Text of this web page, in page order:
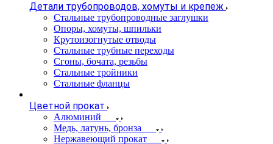
Детали трубопроводов, хомуты и крепеж
Стальные трубопроводные заглушки
Опоры, хомуты, шпильки
Крутоизогнутые отводы
Стальные трубные переходы
Сгоны, бочата, резьбы
Стальные тройники
Стальные фланцы
Цветной прокат
Алюминий
Медь, латунь, бронза
Нержавеющий прокат